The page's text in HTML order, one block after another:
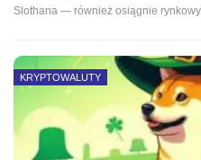
Slothana — również osiągnie
KRYPTOWALUTY